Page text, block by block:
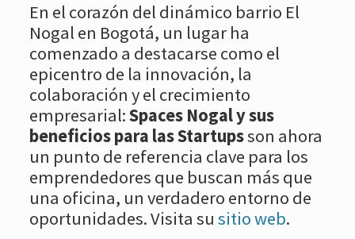
En el corazón del dinámico barrio El
Nogal en Bogotá, un lugar ha
comenzado a destacarse como el
epicentro de la innovación, la
colaboración y el crecimiento
empresarial:Spaces Nogal y sus
beneficios para las Startupsson ahora
un punto de referencia clave para los
emprendedores que buscan más que
una oficina, un verdadero entorno de
oportunidades. Visita su sitio web.